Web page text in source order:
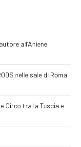
all’Aniene
nelle sale di Roma
Circo tra la Tuscia e